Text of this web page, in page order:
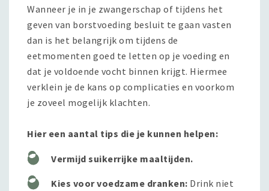
Wanneer je in je zwangerschap of tijdens het
geven van borstvoeding besluit te gaan vasten
dan is het belangrijk om tijdens de
eetmomenten goed te letten op je voeding en
dat je voldoende vocht binnen krijgt. Hiermee
verklein je de kans op complicaties en voorkom
je zoveel mogelijk klachten.
Hier een aantal tips die je kunnen helpen:
Vermijd suikerrijke maaltijden.
Kies voor voedzame dranken: Drink niet